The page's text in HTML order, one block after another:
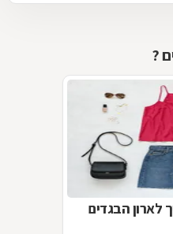
?
לארון הבגדים